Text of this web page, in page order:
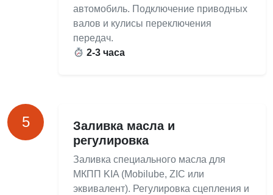
автомобиль. Подключение приводных
валов и кулисы переключения
передач.
2-3 часа
5
Заливка масла и
регулировка
Заливка специального масла для
МКПП KIA (Mobilube, ZIC или
эквивалент). Регулировка сцепления и